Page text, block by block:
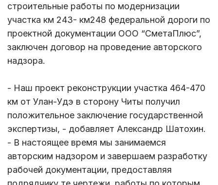
строительные работы по модернизации
участка км 243- км248 федеральной дороги по
проектной документации ООО “СметаПлюс”,
заключен договор на проведение авторского
надзора.
- Наш проект реконструкции участка 464-470
км от Улан-Удэ в сторону Читы получил
положительное заключение государственной
экспертизы, - добавляет Александр Шатохин.
- В настоящее время мы занимаемся
авторским надзором и завершаем разработку
рабочей документации, предоставляя